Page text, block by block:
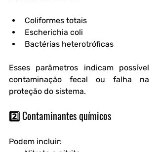
Coliformes totais
Escherichia coli
Bactérias heterotróficas
Esses parâmetros indicam possível
contaminação fecal ou falha na
proteção do sistema.
2️⃣ Contaminantes químicos
Podem incluir: